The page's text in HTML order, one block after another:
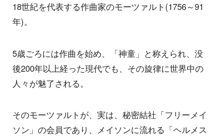
18世紀を代表する作曲家のモーツァルト(1756～91
年)。
5歳ごろには作曲を始め、「神童」と称えられ、没
後200年以上経った現代でも、その旋律に世界中の
人々が魅了される。
そのモーツァルトが、実は、秘密結社「フリーメイ
ソン」の会員であり、メイソンに流れる「ヘルメス